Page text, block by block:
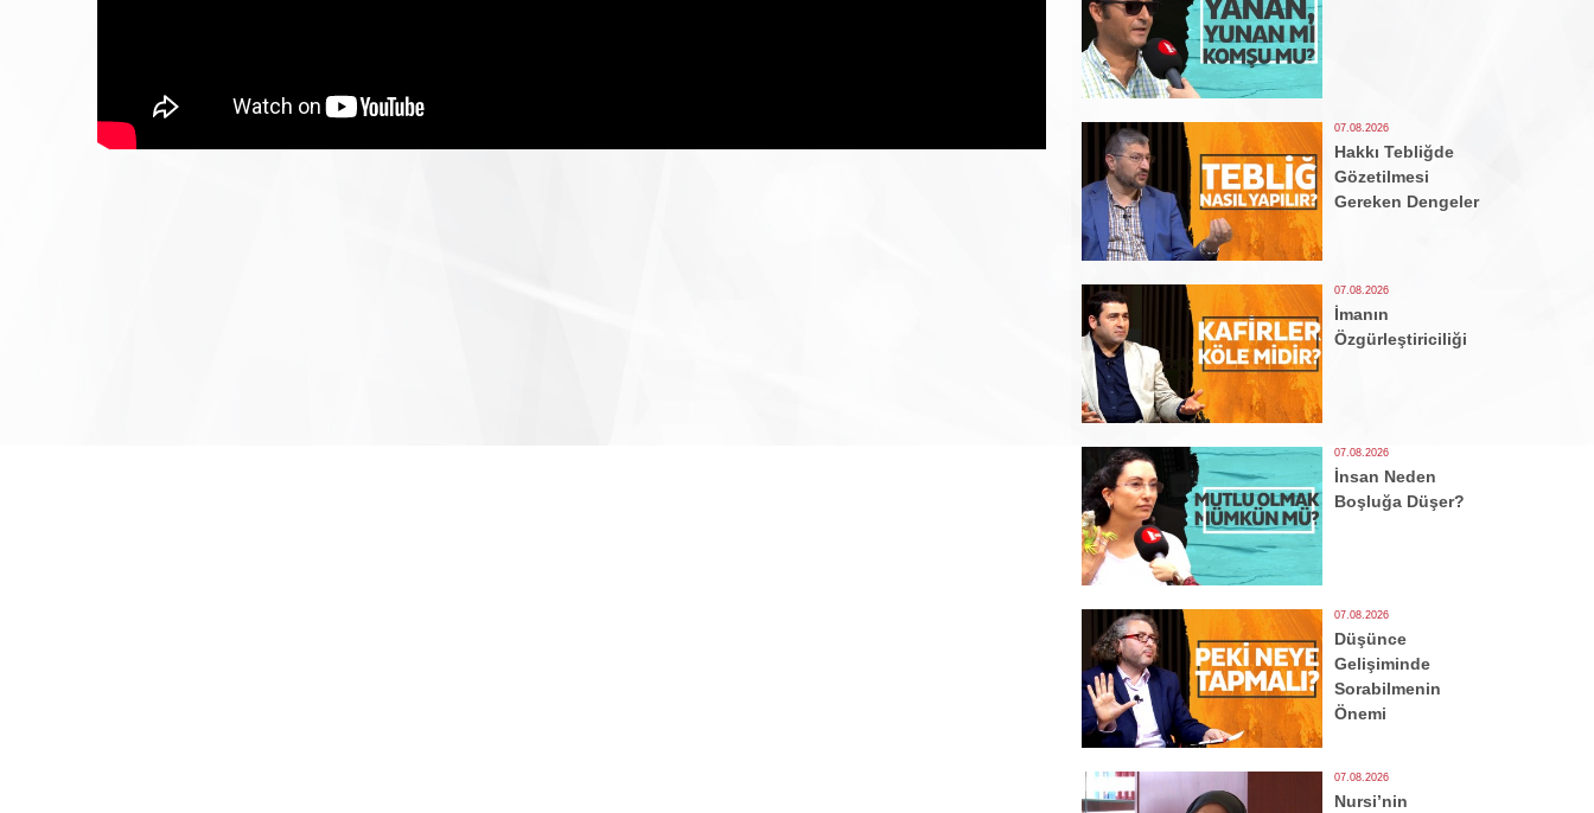
07.08.2026
Hakkı Tebliğde
Gözetilmesi
Gereken Dengeler
07.08.2026
İmanın
Özgürleştiriciliği
07.08.2026
İnsan Neden
Boşluğa Düşer?
07.08.2026
Düşünce
Gelişiminde
Sorabilmenin
Önemi
07.08.2026
Nursi’nin